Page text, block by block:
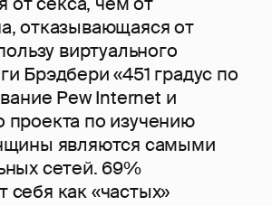
отказывающаяся от
виртуального
Брэдбери «451 градус по
Pew Internet и
проекта по изучению
являются самыми
сетей. 69%
как «частых»